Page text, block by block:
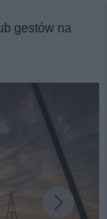
gestów na